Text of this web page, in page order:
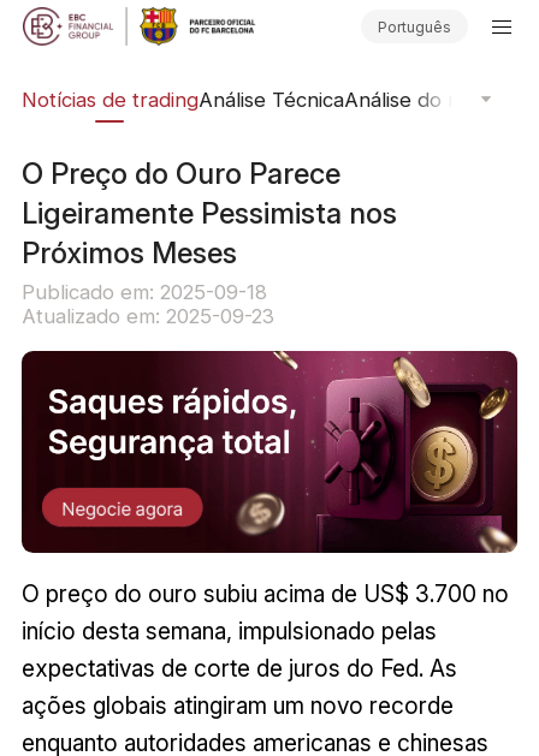
Português
Notícias de tradingAnálise TécnicaAnálise do mercado
O Preço do Ouro Parece
Ligeiramente Pessimista nos
Próximos Meses
Publicado em: 2025-09-18
Atualizado em: 2025-09-23
O preço do ouro subiu acima de US$ 3.700 no
início desta semana, impulsionado pelas
expectativas de corte de juros do Fed. As
ações globais atingiram um novo recorde
enquanto autoridades americanas e chinesas